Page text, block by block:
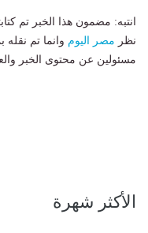
انتبه: مضمون هذا الخبر تم
نظر مصر اليوم وانما تم
مسئولين عن محتوى الخبر
الأكثر شهرة